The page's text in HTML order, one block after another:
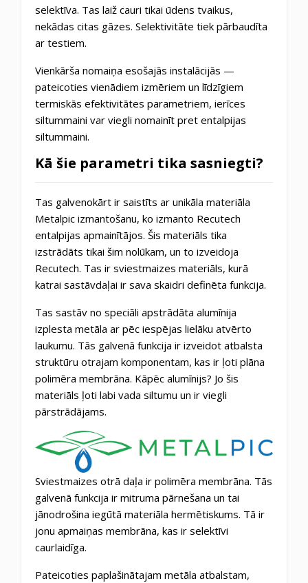
selektīva. Tas laiž cauri tikai ūdens tvaikus,
nekādas citas gāzes. Selektivitāte tiek pārbaudīta
ar testiem.
Vienkārša nomaiņa esošajās instalācijās —
pateicoties vienādiem izmēriem un līdzīgiem
termiskās efektivitātes parametriem, ierīces
siltummaini var viegli nomainīt pret entalpijas
siltummaini.
Kā šie parametri tika sasniegti?
Tas galvenokārt ir saistīts ar unikāla materiāla
Metalpic izmantošanu, ko izmanto Recutech
entalpijas apmainītājos. Šis materiāls tika
izstrādāts tikai šim nolūkam, un to izveidoja
Recutech. Tas ir sviestmaizes materiāls, kurā
katrai sastāvdaļai ir sava skaidri definēta funkcija.
Tas sastāv no speciāli apstrādāta alumīnija
izplesta metāla ar pēc iespējas lielāku atvērto
laukumu. Tās galvenā funkcija ir izveidot atbalsta
struktūru otrajam komponentam, kas ir ļoti plāna
polimēra membrāna. Kāpēc alumīnijs? Jo šis
materiāls ļoti labi vada siltumu un ir viegli
pārstrādājams.
Sviestmaizes otrā daļa ir polimēra membrāna. Tās
galvenā funkcija ir mitruma pārnešana un tai
jānodrošina iegūtā materiāla hermētiskums. Tā ir
jonu apmaiņas membrāna, kas ir selektīvi
caurlaidīga.
Pateicoties paplašinātajam metāla atbalstam,